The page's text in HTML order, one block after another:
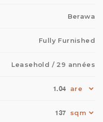
Berawa
Fully Furnished
Leasehold / 29 années
1.04
137